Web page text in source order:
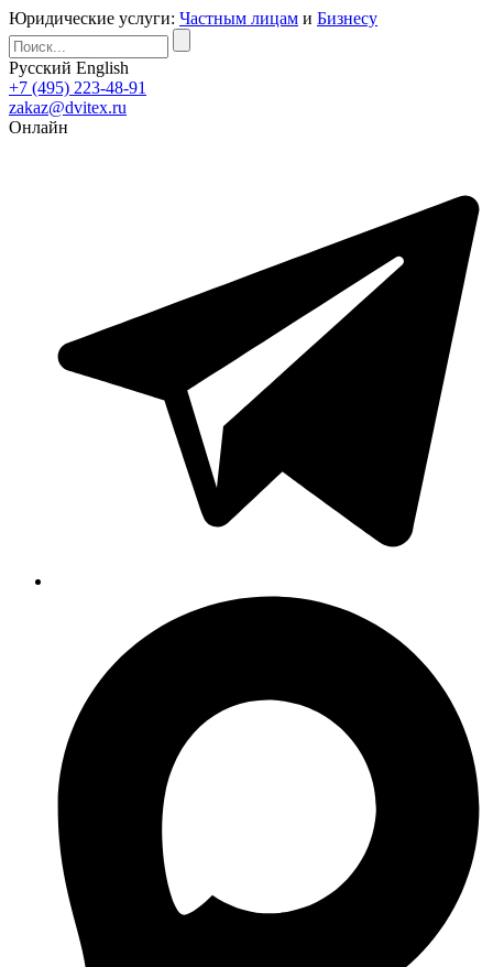
Юридические услуги: Частным лицам и Бизнесу
Русский English
+7 (495) 223-48-91
zakaz@dvitex.ru
Онлайн